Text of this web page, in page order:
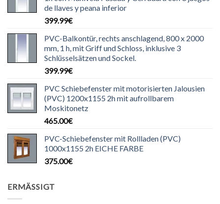
de llaves y peana inferior
399.99€
PVC-Balkontür, rechts anschlagend, 800 x 2000
mm, 1 h, mit Griff und Schloss, inklusive 3
Schlüsselsätzen und Sockel.
399.99€
PVC Schiebefenster mit motorisierten Jalousien
(PVC) 1200x1155 2h mit aufrollbarem
Moskitonetz
465.00€
PVC-Schiebefenster mit Rollladen (PVC)
1000x1155 2h EICHE FARBE
375.00€
ERMÄSSIGT